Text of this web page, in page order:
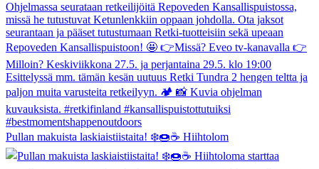
Pullan makuista laskiaistiistaita! ❄️🍩☕️ Hiihtolom